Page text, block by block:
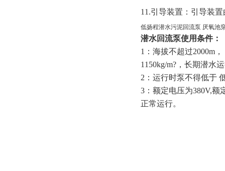
11.引导装置：引导装
低扬程潜水污泥回流泵 厌氧池
潜水回流泵使用条件：
1：海拔不超过2000m
1150kg/m?，长期潜水
2：运行时泵不得低于
3：额定电压为380V,额
正常运行。